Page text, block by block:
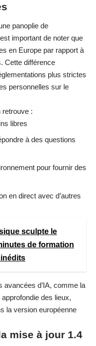
panoplie de
important de noter que
en Europe par rapport à
Cette différence
plus strictes
personnelles sur le
retrouve :
libres
à des questions
pour fournir des
en direct avec d’autres
sculpte le
de formation
avancées d’IA, comme la
des lieux,
la version européenne
mise à jour 1.4